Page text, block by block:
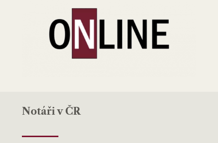
Notáři v ČR